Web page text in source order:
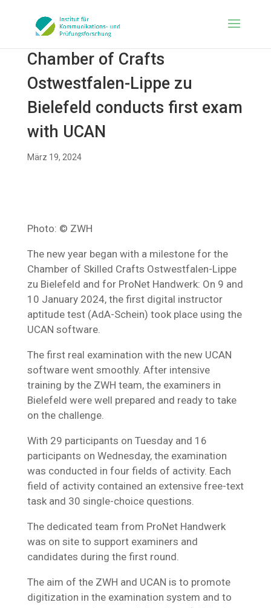
Chamber of Crafts
Ostwestfalen-Lippe zu
Bielefeld conducts first exam
with UCAN
März 19, 2024
Photo: © ZWH
The new year began with a milestone for the
Chamber of Skilled Crafts Ostwestfalen-Lippe
zu Bielefeld and for ProNet Handwerk: On 9 and
10 January 2024, the first digital instructor
aptitude test (AdA-Schein) took place using the
UCAN software.
The first real examination with the new UCAN
software went smoothly. After intensive
training by the ZWH team, the examiners in
Bielefeld were well prepared and ready to take
on the challenge.
With 29 participants on Tuesday and 16
participants on Wednesday, the examination
was conducted in four fields of activity. Each
field of activity contained an extensive free-text
task and 30 single-choice questions.
The dedicated team from ProNet Handwerk
was on site to support examiners and
candidates during the first round.
The aim of the ZWH and UCAN is to promote
digitization in the examination system and to